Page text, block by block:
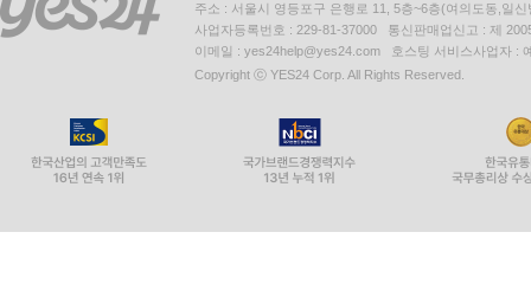
주소 : 서울시 영등포구 은행로 11, 5층~6층(여의도동,일신
사업자등록번호 : 229-81-37000 통신판매업신고 : 제
이메일 : yes24help@yes24.com 호스팅 서비스사업자 :
Copyright ⓒ YES24 Corp. All Rights Reserved.